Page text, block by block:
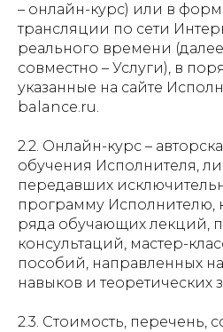
– онлайн-курс) или в
трансляции по сети
реального времени
совместно – Услуги), в
указанные на сайте
balance.ru.
2.2. Онлайн-курс –
обучения Исполнителя,
передавших
программу Исполнителю,
ряда обучающих лекций,
консультаций, мастер-
пособий, направленных
навыков и теоретических
2.3. Стоимость, перечень,